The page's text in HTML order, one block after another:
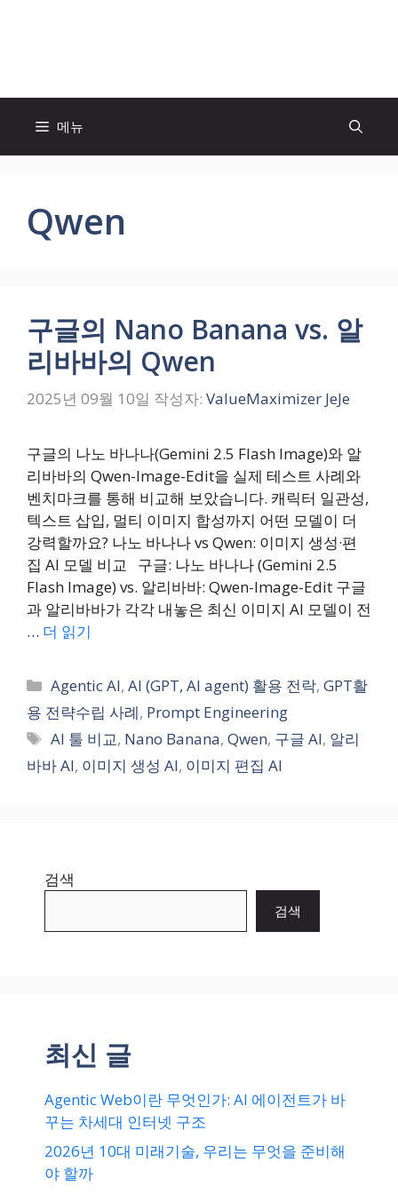
건
메뉴
Qwen
구글의 Nano Banana vs. 알
리바바의 Qwen
2025년 09월 10일 작성자: ValueMaximizer JeJe
구글의 나노 바나나(Gemini 2.5 Flash Image)와 알
리바바의 Qwen-Image-Edit을 실제 테스트 사례와
벤치마크를 통해 비교해 보았습니다. 캐릭터 일관성,
텍스트 삽입, 멀티 이미지 합성까지 어떤 모델이 더
강력할까요? 나노 바나나 vs Qwen: 이미지 생성·편
집 AI 모델 비교 구글: 나노 바나나 (Gemini 2.5
Flash Image) vs. 알리바바: Qwen-Image-Edit 구글
과 알리바바가 각각 내놓은 최신 이미지 AI 모델이 전
… 더 읽기
카
테
고
리
Agentic AI,AI (GPT, AI agent) 활용 전락,GPT활
용 전략수립 사례, Prompt Engineering
태
그
AI 툴 비교, Nano Banana,Qwen, 구글 AI, 알리
바바 AI, 이미지 생성 AI, 이미지 편집 AI
검색
검색
최신 글
Agentic Web이란 무엇인가: AI 에이전트가 바
꾸는 차세대 인터넷 구조
2026년 10대 미래기술, 우리는 무엇을 준비해
야 할까